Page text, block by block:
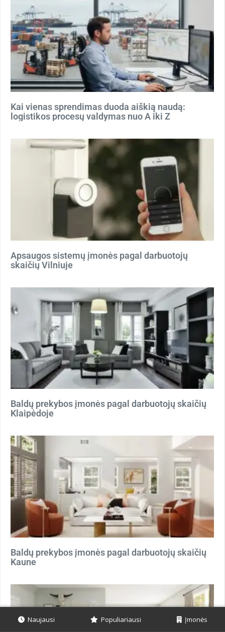
Kai vienas sprendimas duoda aiškią naudą:
logistikos procesų valdymas nuo A iki Z
Apsaugos sistemų įmonės pagal darbuotojų
skaičių Vilniuje
Baldų prekybos įmonės pagal darbuotojų skaičių
Klaipėdoje
Baldų prekybos įmonės pagal darbuotojų skaičių
Kaune
Naujausi Populiariausi Įmonės